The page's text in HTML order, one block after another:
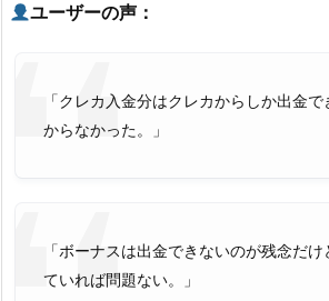
ユーザーの声：
「クレカ入金分はクレカからしか出金
からなかった。」
「ボーナスは出金できないのが残念だ
ていれば問題ない。」